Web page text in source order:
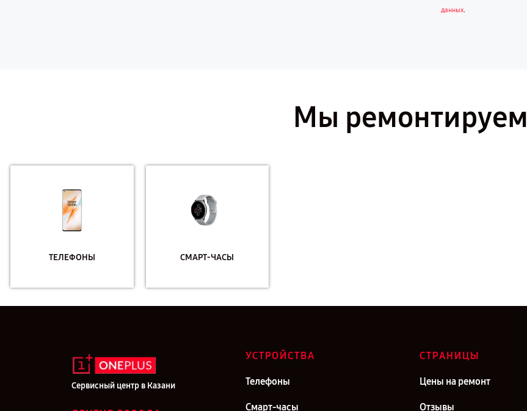
данных.
Мы ремонтируем
ТЕЛЕФОНЫ СМАРТ-ЧАСЫ
Сервисный центр в Казани
УСТРОЙСТВА
Телефоны
Смарт-часы
СТРАНИЦЫ
Цены на ремонт
Отзывы